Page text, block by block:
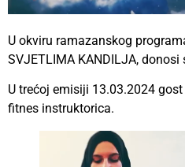
U okviru ramazanskog
SVJETLIMA KANDILJA,
U trećoj emisiji 13.03.2024
fitnes instruktorica.